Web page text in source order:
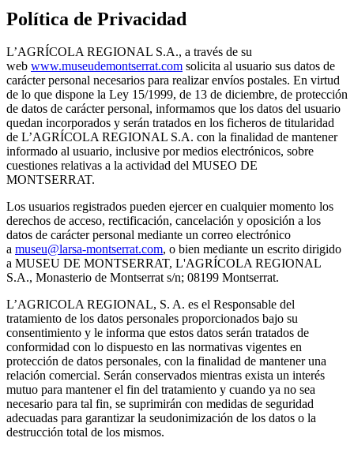
Política de Privacidad
L’AGRÍCOLA REGIONAL S.A., a través de su
web www.museudemontserrat.com solicita al usuario sus datos de
carácter personal necesarios para realizar envíos postales. En virtud
de lo que dispone la Ley 15/1999, de 13 de diciembre, de protección
de datos de carácter personal, informamos que los datos del usuario
quedan incorporados y serán tratados en los ficheros de titularidad
de L’AGRÍCOLA REGIONAL S.A. con la finalidad de mantener
informado al usuario, inclusive por medios electrónicos, sobre
cuestiones relativas a la actividad del MUSEO DE
MONTSERRAT.
Los usuarios registrados pueden ejercer en cualquier momento los
derechos de acceso, rectificación, cancelación y oposición a los
datos de carácter personal mediante un correo electrónico
a museu@larsa-montserrat.com, o bien mediante un escrito dirigido
a MUSEU DE MONTSERRAT, L'AGRÍCOLA REGIONAL
S.A., Monasterio de Montserrat s/n; 08199 Montserrat.
L’AGRICOLA REGIONAL, S. A. es el Responsable del
tratamiento de los datos personales proporcionados bajo su
consentimiento y le informa que estos datos serán tratados de
conformidad con lo dispuesto en las normativas vigentes en
protección de datos personales, con la finalidad de mantener una
relación comercial. Serán conservados mientras exista un interés
mutuo para mantener el fin del tratamiento y cuando ya no sea
necesario para tal fin, se suprimirán con medidas de seguridad
adecuadas para garantizar la seudonimización de los datos o la
destrucción total de los mismos.